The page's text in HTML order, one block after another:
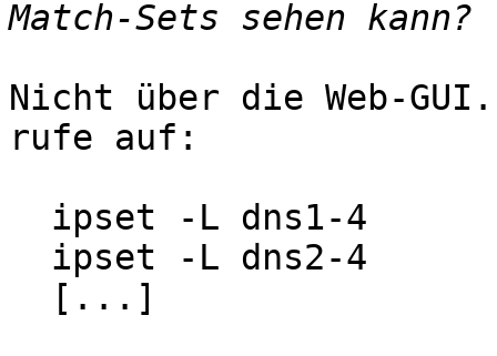
Nicht über die Web-
rufe auf: